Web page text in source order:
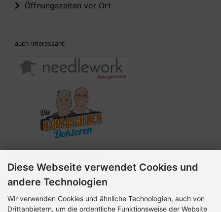
Öffnungszeiten vor Ort
auch interessant:
Diese Webseite verwendet Cookies und
andere Technologien
Wir verwenden Cookies und ähnliche Technologien, auch von
Drittanbietern, um die ordentliche Funktionsweise der Website